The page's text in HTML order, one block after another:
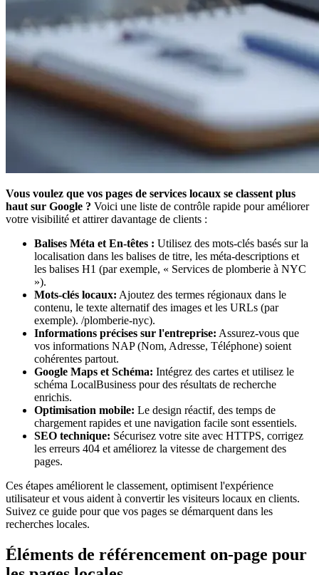
Vous voulez que vos pages de services locaux se classent plus
haut sur Google ? Voici une liste de contrôle rapide pour améliorer
votre visibilité et attirer davantage de clients :
Balises Méta et En-têtes : Utilisez des mots-clés basés sur la
localisation dans les balises de titre, les méta-descriptions et
les balises H1 (par exemple, « Services de plomberie à NYC
»).
Mots-clés locaux: Ajoutez des termes régionaux dans le
contenu, le texte alternatif des images et les URLs (par
exemple). /plomberie-nyc).
Informations précises sur l'entreprise: Assurez-vous que
vos informations NAP (Nom, Adresse, Téléphone) soient
cohérentes partout.
Google Maps et Schéma: Intégrez des cartes et utilisez le
schéma LocalBusiness pour des résultats de recherche
enrichis.
Optimisation mobile: Le design réactif, des temps de
chargement rapides et une navigation facile sont essentiels.
SEO technique: Sécurisez votre site avec HTTPS, corrigez
les erreurs 404 et améliorez la vitesse de chargement des
pages.
Ces étapes améliorent le classement, optimisent l'expérience
utilisateur et vous aident à convertir les visiteurs locaux en clients.
Suivez ce guide pour que vos pages se démarquent dans les
recherches locales.
Éléments de référencement on-page pour